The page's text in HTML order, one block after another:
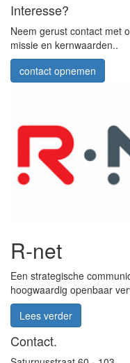
Interesse?
Neem gerust contact met
missie en kernwaarden..
contact opnemen
R-net
Een strategische
hoogwaardig openbaar
Lees verder
Contact.